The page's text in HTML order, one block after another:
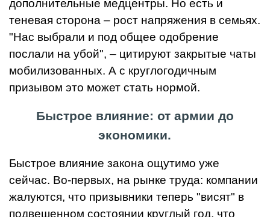
дополнительные медцентры. Но есть и
теневая сторона – рост напряжения в семьях.
"Нас выбрали и под общее одобрение
послали на убой", – цитируют закрытые чаты
мобилизованных. А с круглогодичным
призывом это может стать нормой.
Быстрое влияние: от армии до
экономики.
Быстрое влияние закона ощутимо уже
сейчас. Во-первых, на рынке труда: компании
жалуются, что призывники теперь "висят" в
подвешенном состоянии круглый год, что